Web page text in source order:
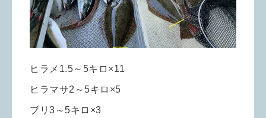
ヒラメ1.5～5キロ×11
ヒラマサ2～5キロ×5
ブリ3～5キロ×3